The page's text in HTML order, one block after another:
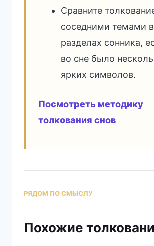
Сравните
соседними темами в
разделах сонника,
во сне было
ярких символов.
Посмотреть методику
толкования снов
РЯДОМ ПО СМЫСЛУ
Похожие